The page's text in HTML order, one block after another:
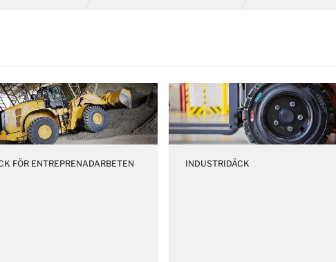
FÖR ENTREPRENADARBETEN INDUSTRIDÄCK